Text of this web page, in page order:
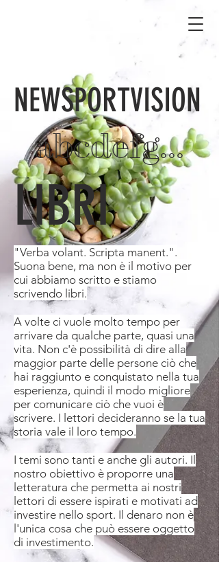
NEWSPORTVISION
abcdefg...
LIBRI
"Verba volant. Scripta manent.".
Suona bene, ma non è il motivo per
cui abbiamo scritto e stiamo
scrivendo libri.
A volte ci vuole molto tempo per
arrivare da qualche parte, quasi una
vita. Non c'è possibilità di dire alla
maggior parte delle persone ciò che
hai raggiunto e conquistato nella tua
esperienza, quindi il modo migliore
per comunicare ciò che vuoi è
scrivere. I lettori decideranno se la tua
storia vale il loro tempo.
I temi sono tanti e anche gli autori. Il
nostro obiettivo è proporre una
letteratura che permetta ai nostri
lettori di essere ispirati e motivati ​​ad
investire nello sport. Il denaro non è
l'unica cosa che può essere oggetto
di investimento.